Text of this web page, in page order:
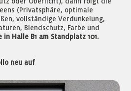
(Privatsphäre, optimale
vollständige Verdunkelung,
Blendschutz, Farbe und
in Halle B1 am Standplatz 101.
neu auf